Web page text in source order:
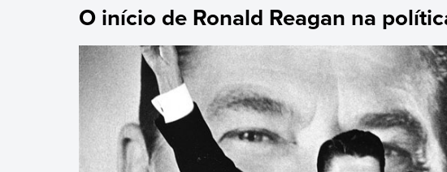
O início de Ronald Reagan na